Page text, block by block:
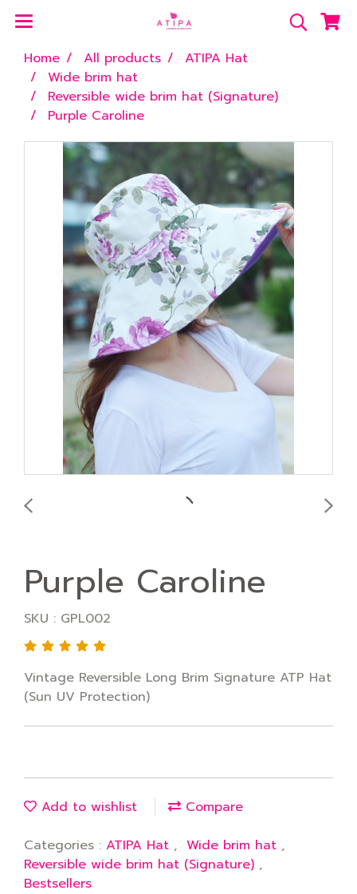
Home All products
ATIPA Hat
Wide brim hat
Reversible wide brim hat (Signature)
Purple Caroline
Purple Caroline
SKU : GPL002
Vintage Reversible Long Brim Signature ATP Hat
(Sun UV Protection)
Add to wishlist
Compare
Categories : ATIPA Hat , Wide brim hat ,
Reversible wide brim hat (Signature) ,
Bestsellers